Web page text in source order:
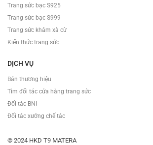
Trang sức bạc S925
Trang sức bạc S999
Trang sức khảm xà cừ
Kiến thức trang sức
DỊCH VỤ
Bán thương hiệu
Tìm đối tác cửa hàng trang sức
Đối tác BNI
Đối tác xưởng chế tác
© 2024 HKD T9 MATERA